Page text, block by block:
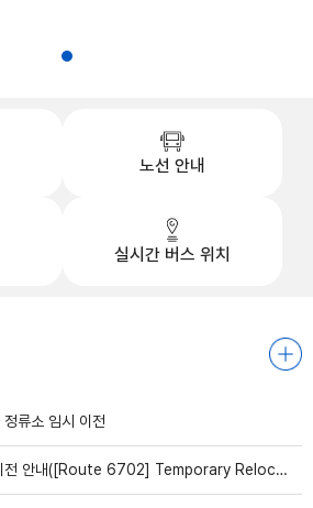
노선 안내
실시간 버스 위치
류소 임시 이전
내([Route 6702] Temporary Relocation Bus Stop)